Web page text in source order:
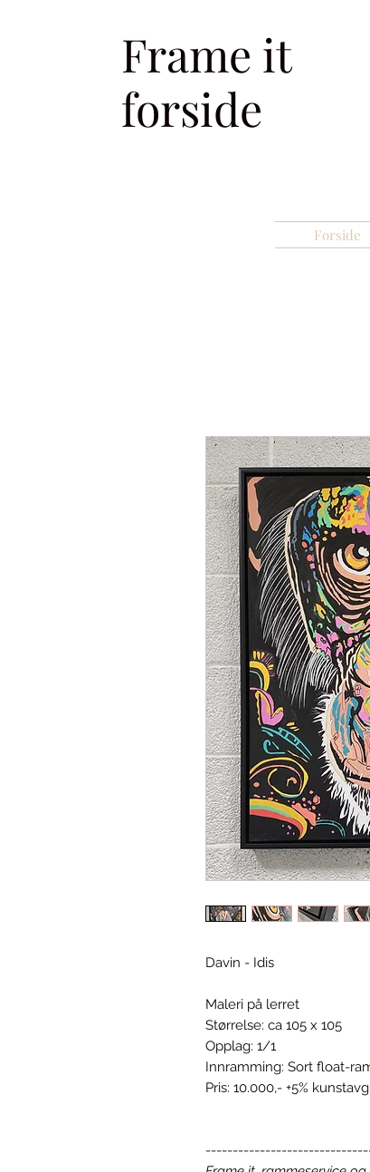
Frame it
forside
Forside
Davin - Idis
Maleri på lerret
Størrelse: ca 105 x 105
Opplag: 1/1
Innramming: Sort float-
Pris: 10.000,- +5%